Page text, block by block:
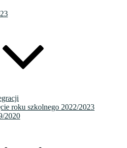
roku szkolnego 2022/2023
2020